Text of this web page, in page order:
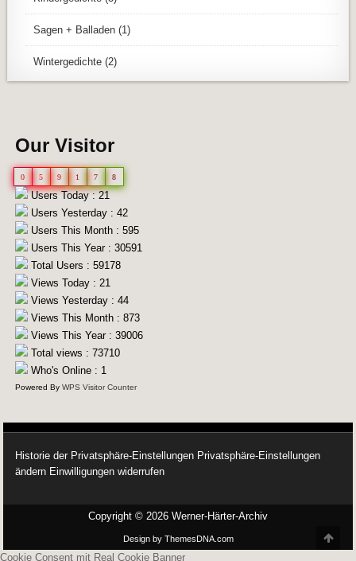
Sagen + Balladen (1)
Wintergedichte (2)
Our Visitor
0 5 9 1 7 8
Users Today : 21
Users Yesterday : 42
Users This Month : 595
Users This Year : 30591
Total Users : 59178
Views Today : 21
Views Yesterday : 44
Views This Month : 873
Views This Year : 39006
Total views : 73710
Who's Online : 1
Powered ByWPS Visitor Counter
Historie der Privatsphäre-Einstellungen Privatsphäre-Einstellungen
ändern Einwilligungen widerrufen
Copyright © 2026 Werner-Härter-Archiv
Design by ThemesDNA.com
Cookie Consent mit Real Cookie Banner